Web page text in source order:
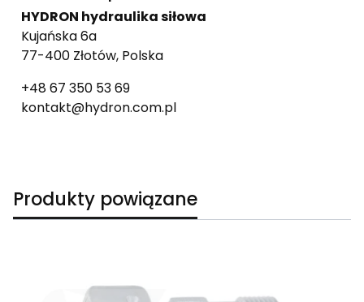
HYDRON hydraulika siłowa
Kujańska 6a
77-400 Złotów, Polska
+48 67 350 53 69
kontakt@hydron.com.pl
Produkty powiązane